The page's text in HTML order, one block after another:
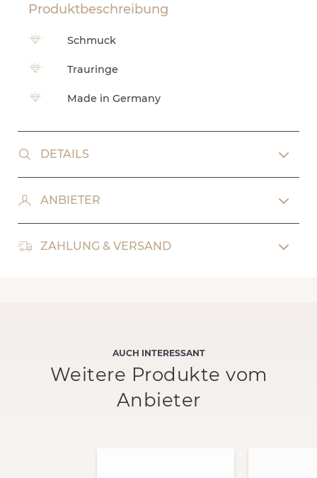
Produktbeschreibung
Schmuck
Trauringe
Made in Germany
DETAILS
ANBIETER
ZAHLUNG & VERSAND
AUCH INTERESSANT
Weitere Produkte vom
Anbieter